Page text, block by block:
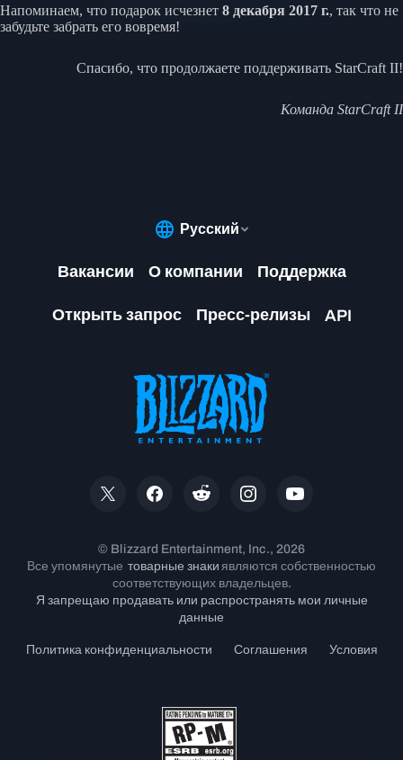
Напоминаем, что подарок исчезнет 8 декабря 2017 г., так что не
забудьте забрать его вовремя!
Спасибо, что продолжаете поддерживать StarCraft II!
Команда StarCraft II